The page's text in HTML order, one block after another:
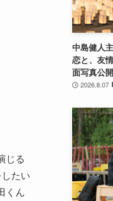
じる
たい
くん
中島健人
恋と、友
面写真公開
2026.8.07